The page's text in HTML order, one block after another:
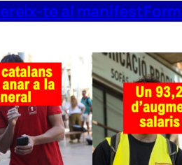
te al manifest